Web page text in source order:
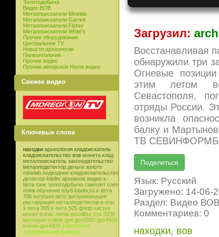
Золотодобыча
Видео ВОВ
Металлоискатели Minelab
Металлоискатели Garrett
Металлоискатели Fisher
Металлоискатели White’s
Прочее оборудование
Центральное TV
Новости археологии
Палеонтология
Прочее видео
Прочее авторское Home видео
Свежее видео
Ключевые слова
находки археология кладоискатель
кладоискательство вов монета клад
металлоискатель законодательство
металлодетектор деньги золото
minelab подводное кладоискательство
детектор kladtv архивное видео x-
terra танк золотодобыча самолет слет
пляж обучение клуб kladtv,ru x-terra
705 катушка авто дискриминация
реставрация металлодетектор e-trac
x-terra 305 x-terra 505 фппр чистка
монет e-trac лоток excalibur стх 3030
метеорит coiltek gpx gpx5000 gpx4500
маска gpx4800 электролиз
электрические помехи
Загрузил:
Восстанавливая
обнаружили три
Огневые
этим летом
Севастополя,
отряды России.
возникла
балку и
ТВ
Язык: Русский
Загружено: 14-06-
Раздел: Видео
Комментариев: 0
находки, вов